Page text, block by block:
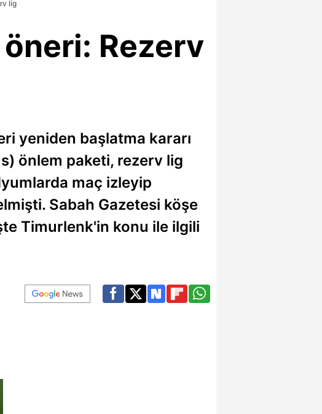
lig
öneri: Rezerv
yeniden başlatma kararı
önlem paketi, rezerv lig
maç izleyip
Sabah Gazetesi köşe
Timurlenk'in konu ile ilgili